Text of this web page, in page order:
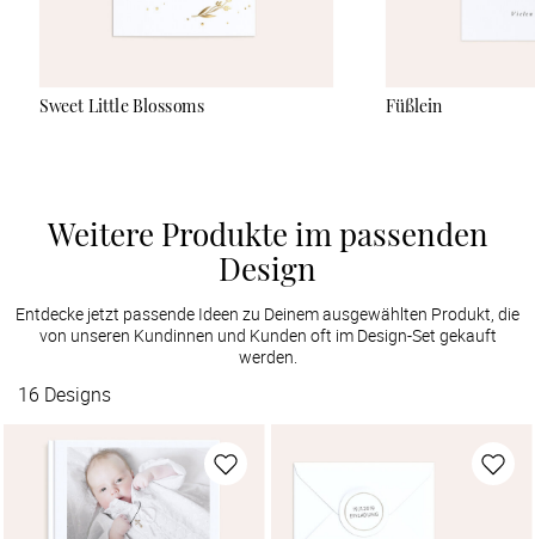
Sweet Little Blossoms Füßlein
Weitere Produkte im passenden
Design
Entdecke jetzt passende Ideen zu Deinem ausgewählten Produkt, die
von unseren Kundinnen und Kunden oft im Design-Set gekauft
werden.
16 Designs